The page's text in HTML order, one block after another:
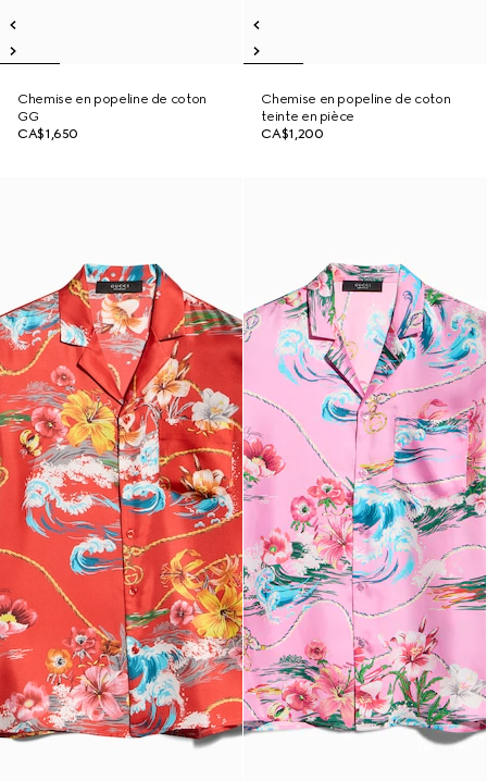
Chemise en popeline de coton
GG
CA$1,650
Chemise en popeline de coton
teinte en pièce
CA$1,200